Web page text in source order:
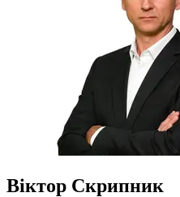
Віктор Скрипник